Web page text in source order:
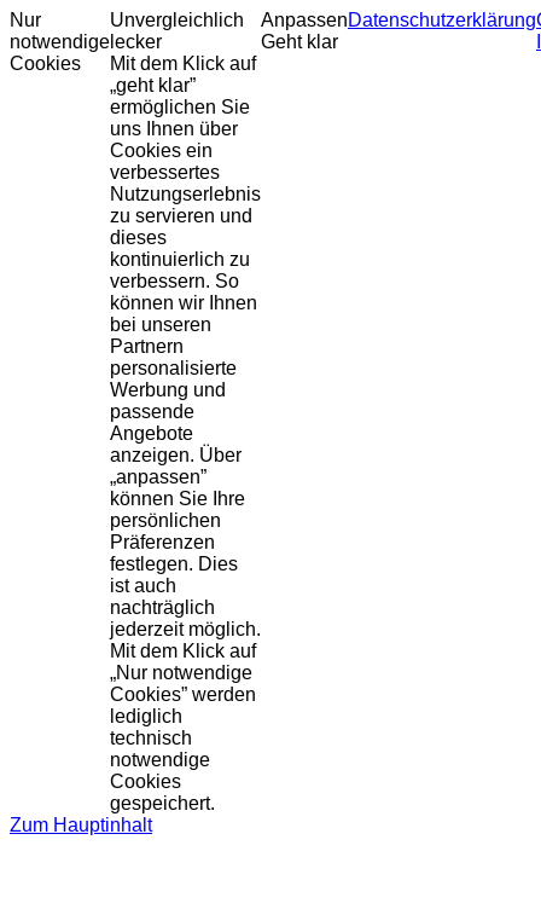
Nur
notwendige
Cookies
Unvergleichlich
lecker
Mit dem Klick auf
„geht klar”
ermöglichen Sie
uns Ihnen über
Cookies ein
verbessertes
Nutzungserlebnis
zu servieren und
dieses
kontinuierlich zu
verbessern. So
können wir Ihnen
bei unseren
Partnern
personalisierte
Werbung und
passende
Angebote
anzeigen. Über
„anpassen”
können Sie Ihre
persönlichen
Präferenzen
festlegen. Dies
ist auch
nachträglich
jederzeit möglich.
Mit dem Klick auf
„Nur notwendige
Cookies” werden
lediglich
technisch
notwendige
Cookies
gespeichert.
Anpassen
Geht klar
Datenschutzerklärung
Zum Hauptinhalt